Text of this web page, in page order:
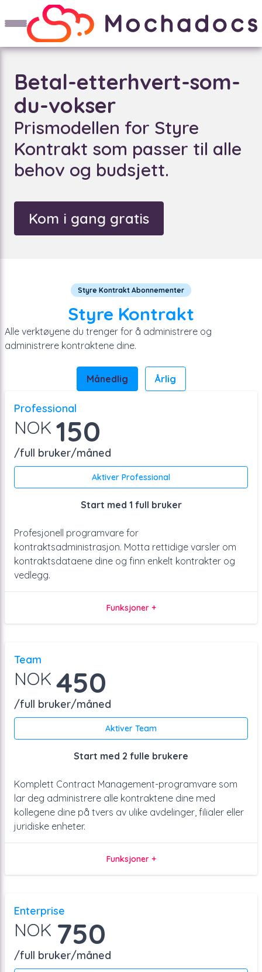
Betal-etterhvert-som-
du-vokser
Prismodellen for Styre
Kontrakt som passer til alle
behov og budsjett.
Kom i gang gratis
Styre Kontrakt Abonnementer
Styre Kontrakt
Alle verktøyene du trenger for å administrere og
administrere kontraktene dine.
Månedlig Årlig
Professional
NOK 150
/full bruker/måned
Aktiver Professional
Start med 1 full bruker
Profesjonell programvare for
kontraktsadministrasjon. Motta rettidige varsler om
kontraktsdataene dine og finn enkelt kontrakter og
vedlegg.
Funksjoner +
Team
NOK 450
/full bruker/måned
Aktiver Team
Start med 2 fulle brukere
Komplett Contract Management-programvare som
lar deg administrere alle kontraktene dine med
kollegene dine på tvers av ulike avdelinger, filialer eller
juridiske enheter.
Funksjoner +
Enterprise
NOK 750
/full bruker/måned